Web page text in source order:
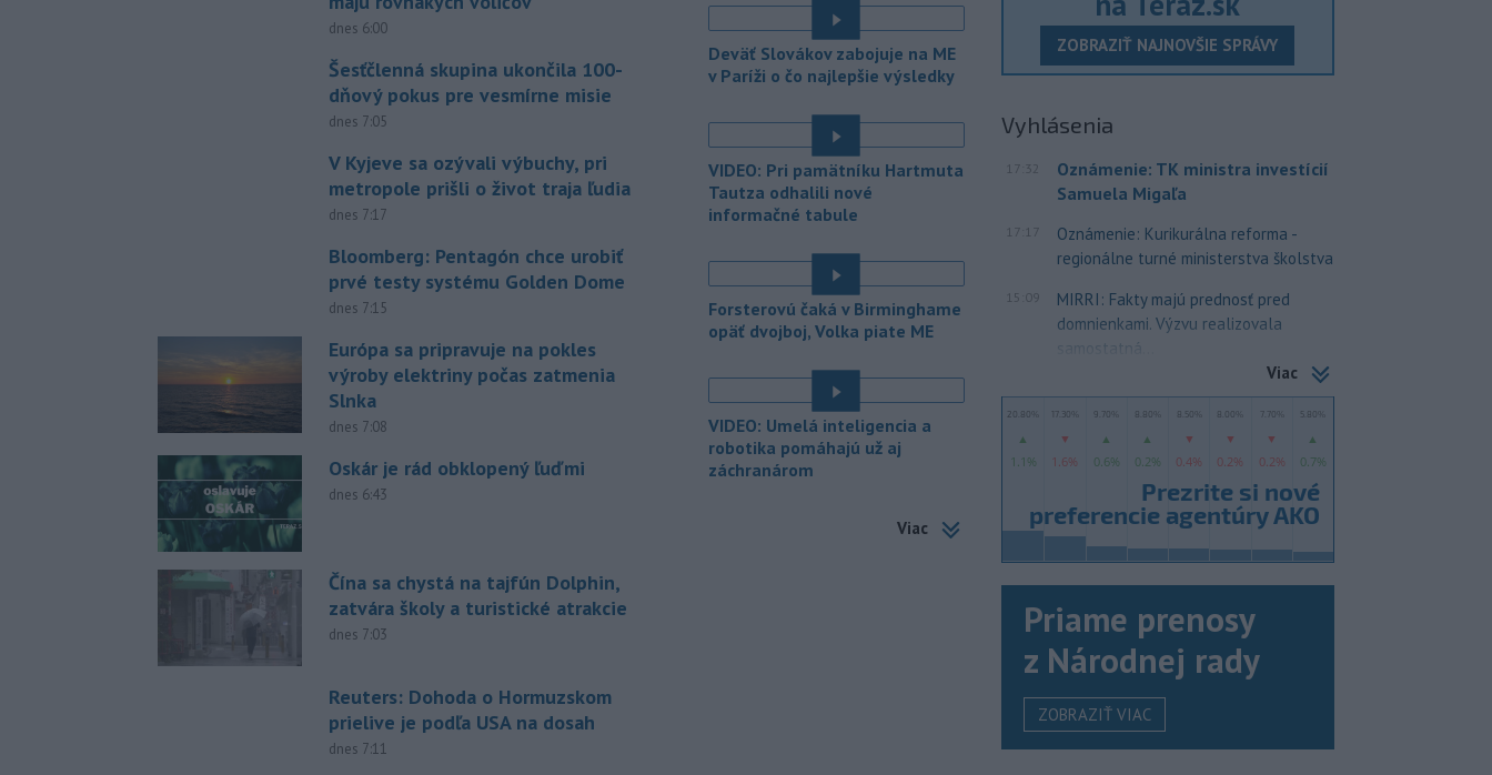
dnes 6:00
Šesťčlenná skupina ukončila 100-
dňový pokus pre vesmírne misie
dnes 7:05
V Kyjeve sa ozývali výbuchy, pri
metropole prišli o život traja ľudia
dnes 7:17
Bloomberg: Pentagón chce urobiť
prvé testy systému Golden Dome
dnes 7:15
Európa sa pripravuje na pokles
výroby elektriny počas zatmenia
Slnka
dnes 7:08
Oskár je rád obklopený ľuďmi
dnes 6:43
Čína sa chystá na tajfún Dolphin,
zatvára školy a turistické atrakcie
dnes 7:03
Reuters: Dohoda o Hormuzskom
prielive je podľa USA na dosah
dnes 7:11
Dolphin, ktorý sa blíži k pevnine. TASR
o tom informuje na základe správy
agentúry AP.
Arnaldi vypadol na turnaji ATP
Masters 1000 v Montreale už v 3.
kole dvojhry.
20:18 - Pri požiari lesného porastu v
takmer 50 hasičov.
20:01 - Vláda Konžskej
demokratickej republiky (KDR) v
zásielkach oxidu kobaltnatého
vyvážaných do Číny nachádza urán.
19:49 - Senát Spojených štátov v
piatok schválil návrh zákona o
Deväť Slovákov zabojuje na ME
v Paríži o čo najlepšie výsledky
VIDEO: Pri pamätníku Hartmuta
Tautza odhalili nové
informačné tabule
Forsterovú čaká v Birminghame
opäť dvojboj, Volka piate ME
VIDEO: Umelá inteligencia a
robotika pomáhajú už aj
záchranárom
Viac
ZOBRAZIŤ NAJNOVŠIE SPRÁVY
Vyhlásenia
17:32
Oznámenie: TK ministra investícií
Samuela Migaľa
17:17
Oznámenie: Kurikurálna reforma -
regionálne turné ministerstva školstva
15:09
MIRRI: Fakty majú prednosť pred
domnienkami. Výzvu realizovala
samostatná...
Viac
Priame prenosy
z Národnej rady
ZOBRAZIŤ VIAC